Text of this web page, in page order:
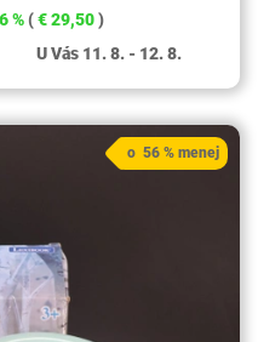
% (€ 29,50)
U Vás 11. 8. - 12. 8.
o 56 % menej